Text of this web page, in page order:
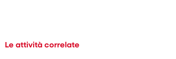
Le attività correlate